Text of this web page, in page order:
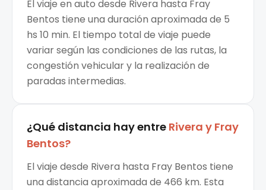
El viaje en auto desde Rivera hasta Fray
Bentos tiene una duración aproximada de 5
hs 10 min. El tiempo total de viaje puede
variar según las condiciones de las rutas, la
congestión vehicular y la realización de
paradas intermedias.
¿Qué distancia hay entre Rivera y Fray
Bentos?
El viaje desde Rivera hasta Fray Bentos tiene
una distancia aproximada de 466 km. Esta